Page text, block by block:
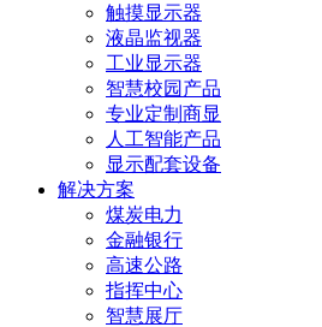
触摸显示器
液晶监视器
工业显示器
智慧校园产品
专业定制商显
人工智能产品
显示配套设备
解决方案
煤炭电力
金融银行
高速公路
指挥中心
智慧展厅